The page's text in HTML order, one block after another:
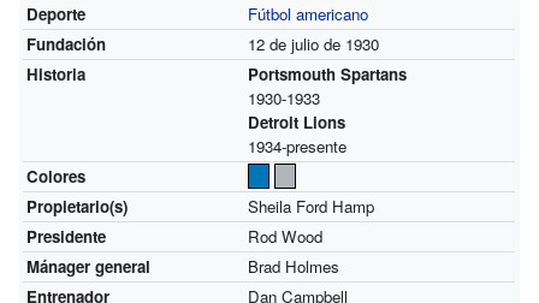
Deporte
Fútbol americano
Fundación
12 de julio de 1930
Historia
Portsmouth Spartans
1930-1933
Detroit Lions
1934-presente
Colores
Propietario(s)
Sheila Ford Hamp
Presidente
Rod Wood
Mánager general
Brad Holmes
Entrenador
Dan Campbell